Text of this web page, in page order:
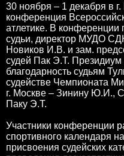
30 ноября – 1 декабря в
конференция
атлетике. В конференции
судьи, директор МУДО
Новиков И.В. и зам.
судей Пак Э.Т.
благодарность судьям
судействе Чемпионата
г. Москве – Зинину Ю.И.,
Паку Э.Т.
Участники конференции
спортивного календаря
присвоения судейских